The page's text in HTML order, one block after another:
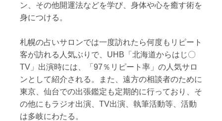
ン、その他開運法などを学び、身体や心を癒す術を
身につける。
札幌の占いサロンでは一度訪れたら何度もリピート
客が訪れる人気ぶりで、UHB「北海道からはじ〇
TV」出演時には、「97％リピート率」の人気サロ
ンとして紹介される。また、遠方の相談者のために
東京、仙台での出張鑑定も定期的に行っており、そ
の他にもラジオ出演、TV出演、執筆活動等、活動
は多岐にわたる。